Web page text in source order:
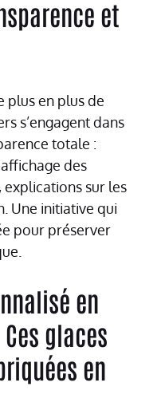
et
plus en plus de
s’engagent dans
totale :
des
sur les
Une initiative qui
pour préserver
en
Ces glaces
en